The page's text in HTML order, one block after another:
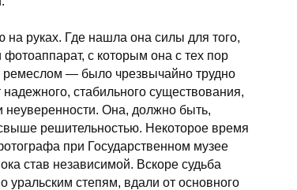
руках. Где нашла она силы для того,
фотоаппарат, с которым она с тех пор
— было чрезвычайно трудно
надежного, стабильного существования,
Она, должно быть,
решительностью. Некоторое время
при Государственном музее
став независимой. Вскоре судьба
уральским степям, вдали от основного